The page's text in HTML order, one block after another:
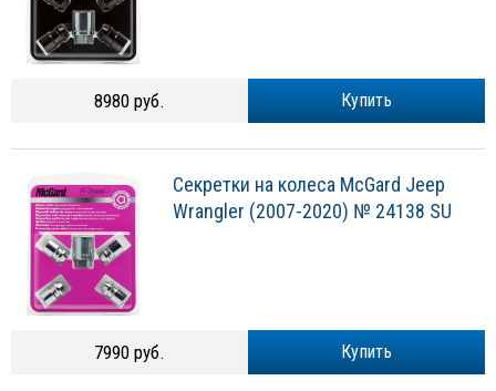
Купить
8980 руб.
Секретки на колеса McGard Jeep
Wrangler (2007-2020) № 24138 SU
Купить
7990 руб.